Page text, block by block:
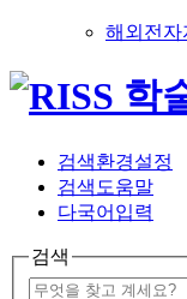
해외전자
검색환경설정
검색도움말
다국어입력
검색